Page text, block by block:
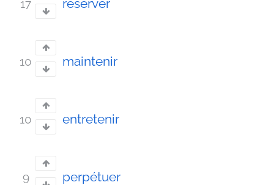
17 réserver
10 maintenir
10 entretenir
9 perpétuer